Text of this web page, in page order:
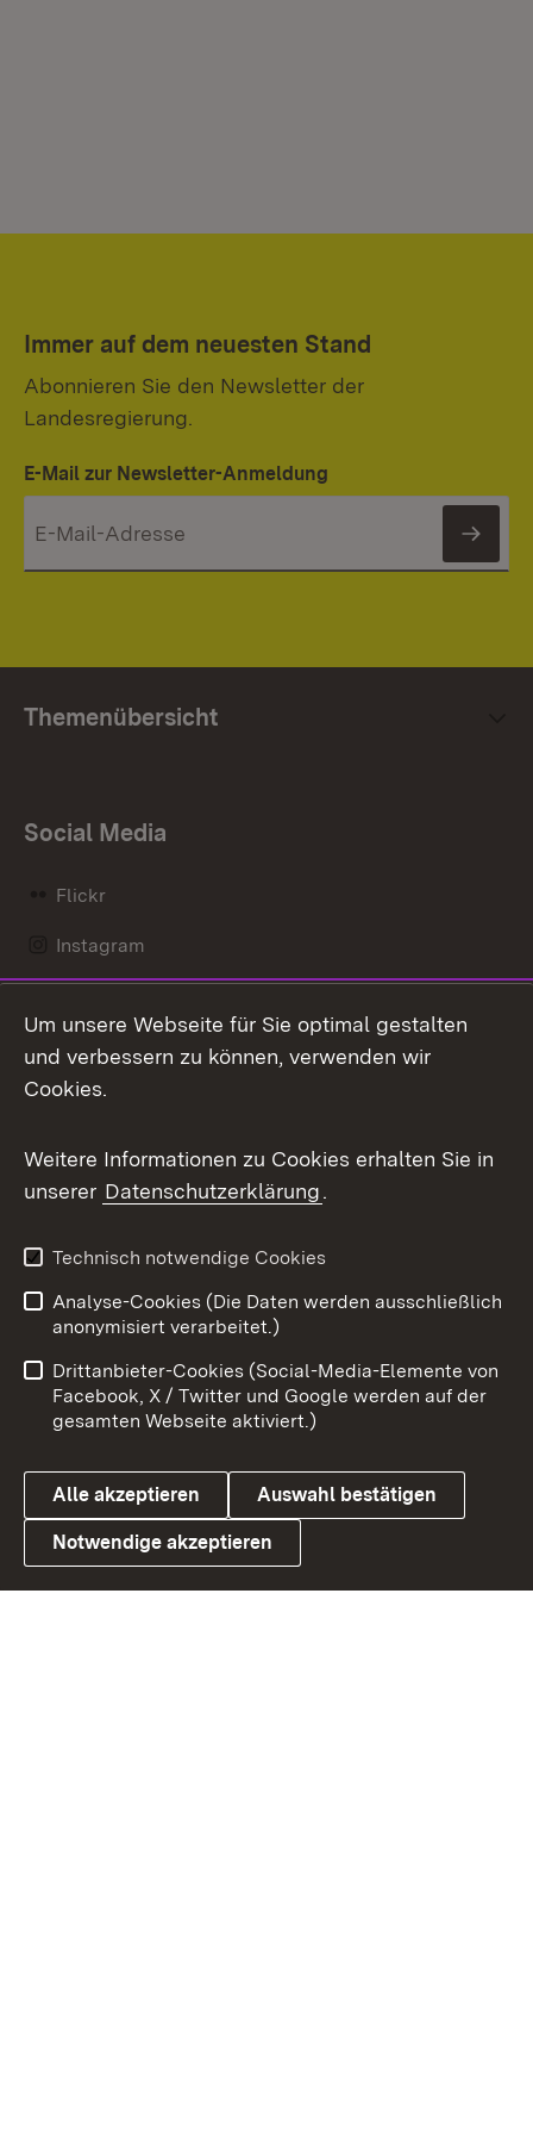
Immer auf dem neuesten Stand
Abonnieren Sie den Newsletter der
Landesregierung.
E-Mail zur Newsletter-Anmeldung
Themenübersicht
Social Media
Flickr
Instagram
Mastodon
Messenger
Social Wall
X / Twitter
Youtube
Link zum Landesportal
Benutzungshinweise
Barrierefreiheit
Datenschutz
Cookies
Um unsere Webseite für Sie optimal gestalten
und verbessern zu können, verwenden wir
Cookies.
Weitere Informationen zu Cookies erhalten Sie in
unserer Datenschutzerklärung.
Technisch notwendige Cookies
Analyse-Cookies (Die Daten werden ausschließlich
anonymisiert verarbeitet.)
Drittanbieter-Cookies (Social-Media-Elemente von
Facebook, X / Twitter und Google werden auf der
gesamten Webseite aktiviert.)
Alle akzeptieren Auswahl bestätigen
Notwendige akzeptieren